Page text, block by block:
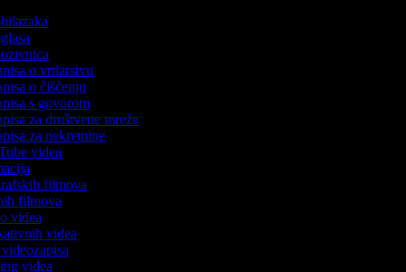
o vrtlarstvu
o čišćenju
s govorom
za društvene mreže
za nekretnine
videa
filmova
filmova
videa
videa
videa